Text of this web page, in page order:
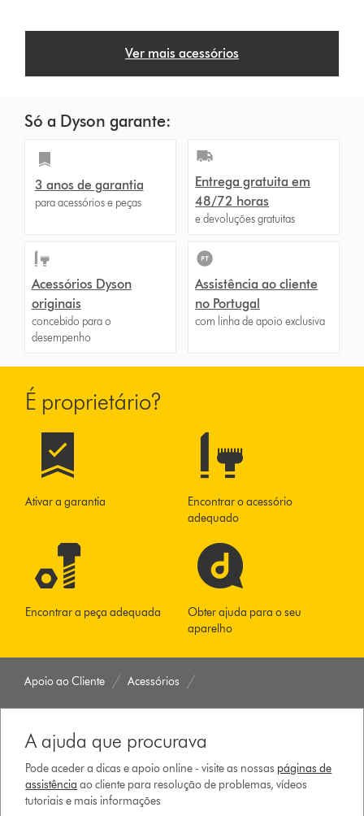
Ver mais acessórios
Só a Dyson garante:
3 anos de garantia
para acessórios e peças
Entrega gratuita em
48/72 horas
e devoluções gratuitas
Acessórios Dyson
originais
concebido para o
desempenho
Assistência ao cliente
no Portugal
com linha de apoio exclusiva
É proprietário?
Ativar a garantia
Encontrar o acessório
adequado
Encontrar a peça adequada
Obter ajuda para o seu
aparelho
Apoio ao Cliente Acessórios
A ajuda que procurava
Pode aceder a dicas e apoio online - visite as nossas páginas de
assistência ao cliente para resolução de problemas, vídeos
tutoriais e mais informações